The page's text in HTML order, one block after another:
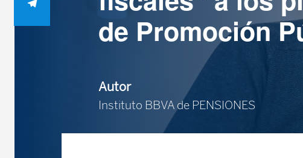
de Promoción
Autor
Instituto BBVA de PENSIONES